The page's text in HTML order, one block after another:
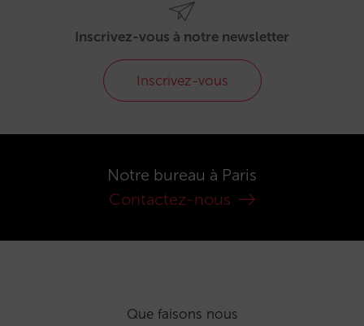
Inscrivez-vous à notre newsletter
Inscrivez-vous
Notre bureau à Paris
Contactez-nous
Que faisons nous